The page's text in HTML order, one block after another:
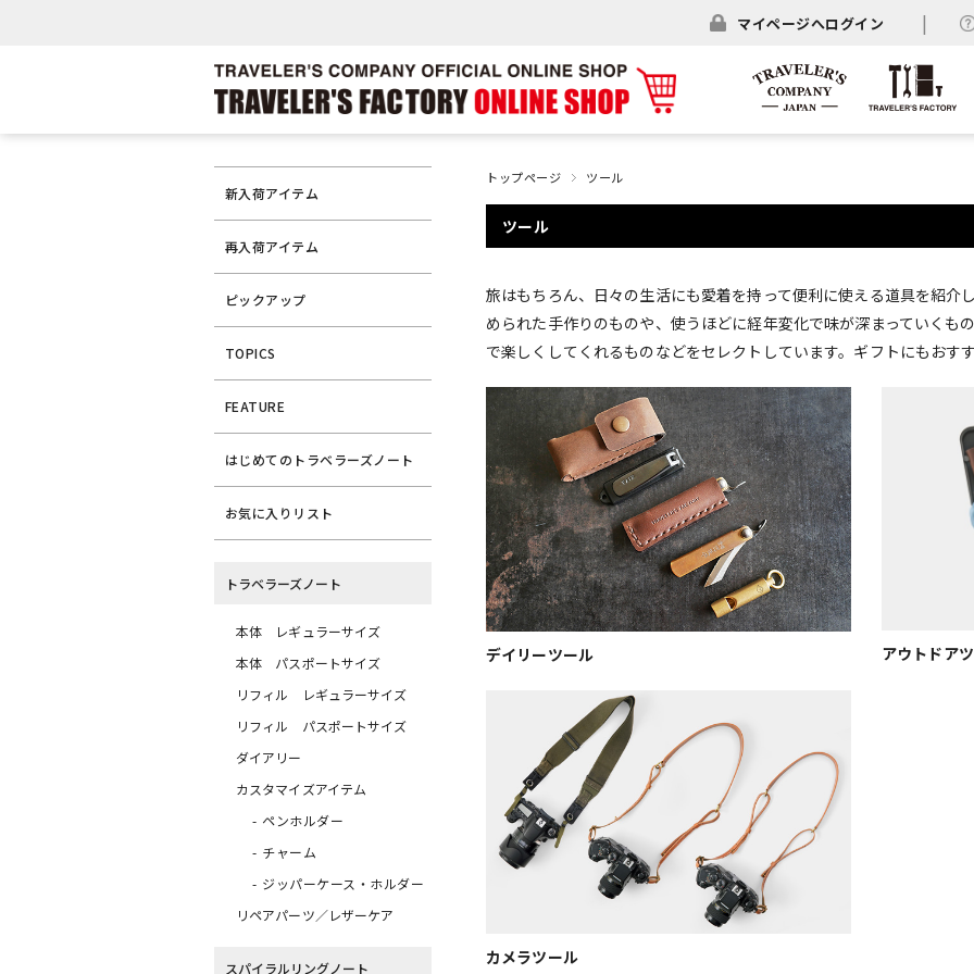
マイページへログイン
トップページ ツール
ツール
旅はもちろん、日々の生活にも愛着を持って便利に使える道具を紹介
められた手作りのものや、使うほどに経年変化で味が深まっていくも
で楽しくしてくれるものなどをセレクトしています。ギフトにもおす
デイリーツール アウトドア
カメラツール
新入荷アイテム
再入荷アイテム
ピックアップ
TOPICS
FEATURE
はじめてのトラベラーズノート
お気に入りリスト
トラベラーズノート
本体 レギュラーサイズ
本体 パスポートサイズ
リフィル レギュラーサイズ
リフィル パスポートサイズ
ダイアリー
カスタマイズアイテム
ペンホルダー
チャーム
ジッパーケース・ホルダー
リペアパーツ／レザーケア
スパイラルリングノート